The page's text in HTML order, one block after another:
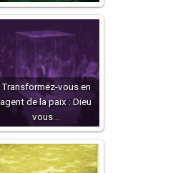
Transformez-vous en
agent de la paix : Dieu
vous…